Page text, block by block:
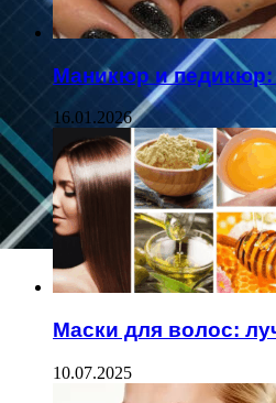
Маникюр и педикюр:
16.01.2026
Маски для волос:
10.07.2025